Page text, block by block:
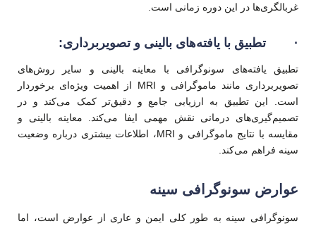
غربالگری‌ها در این دوره زمانی است.
·تطبیق با یافته‌های بالینی و تصویربرداری:
تطبیق یافته‌های سونوگرافی با معاینه بالینی و سایر روش‌های
تصویربرداری مانند ماموگرافی و MRI از اهمیت ویژه‌ای برخوردار
است. این تطبیق به ارزیابی جامع و دقیق‌تر کمک می‌کند و در
تصمیم‌گیری‌های درمانی نقش مهمی ایفا می‌کند. معاینه بالینی و
مقایسه با نتایج ماموگرافی و MRI، اطلاعات بیشتری درباره وضعیت
سینه فراهم می‌کند.
عوارض سونوگرافی سینه
سونوگرافی سینه به طور کلی ایمن و عاری از عوارض است، اما